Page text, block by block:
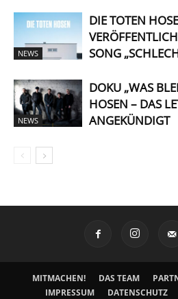
NEWS
DIE TOTEN
SONG
NEWS
DOKU „WAS
HOSEN – DAS
ANGEKÜNDIGT
MITMACHEN! DAS TEAM
IMPRESSUM
DATENSCHUTZ